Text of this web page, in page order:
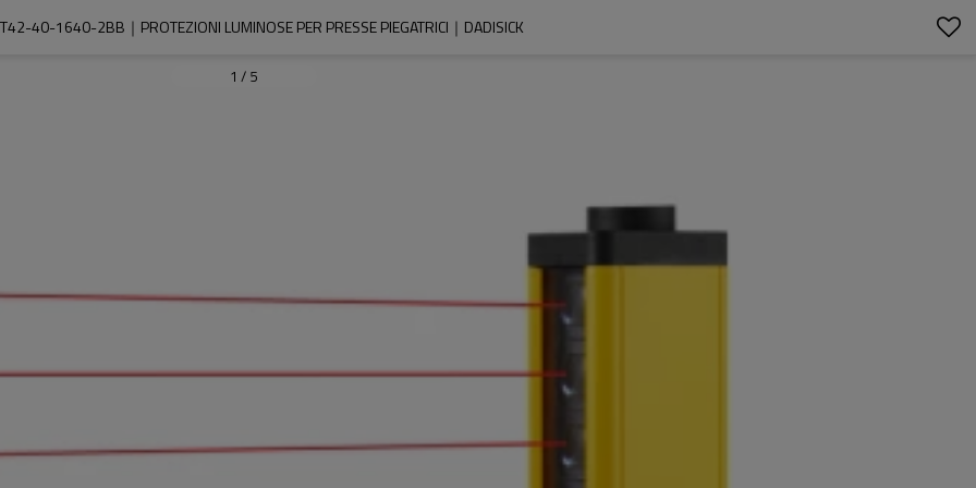
40-1640-2BB｜PROTEZIONI LUMINOSE PER PRESSE PIEGATRICI｜DADISICK
1 / 5